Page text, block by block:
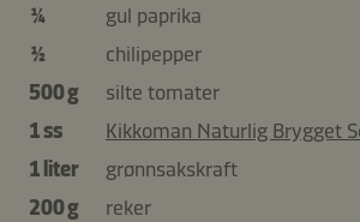
¼
gul paprika
½
chilipepper
500 g
silte tomater
1 ss
Kikkoman Naturlig Brygget
1 liter
grønnsakskraft
200 g
reker